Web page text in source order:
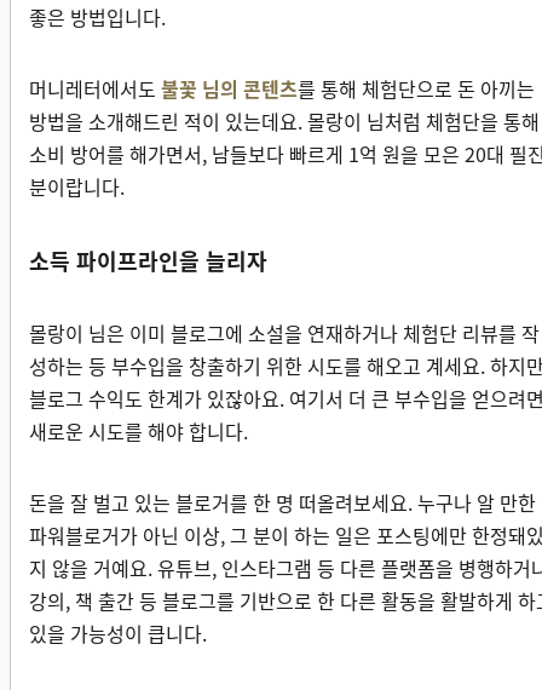
좋은 방법입니다.
머니레터에서도 불꽃 님의 콘텐츠를 통해 체험단으로 돈 아끼는
방법을 소개해드린 적이 있는데요. 몰랑이 님처럼 체험단을 통해
소비 방어를 해가면서, 남들보다 빠르게 1억 원을 모은 20대 필
분이랍니다.
소득 파이프라인을 늘리자
몰랑이 님은 이미 블로그에 소설을 연재하거나 체험단 리뷰를 작
성하는 등 부수입을 창출하기 위한 시도를 해오고 계세요. 하지
블로그 수익도 한계가 있잖아요. 여기서 더 큰 부수입을 얻으려
새로운 시도를 해야 합니다.
돈을 잘 벌고 있는 블로거를 한 명 떠올려보세요. 누구나 알 만한
파워블로거가 아닌 이상, 그 분이 하는 일은 포스팅에만 한정돼
지 않을 거예요. 유튜브, 인스타그램 등 다른 플랫폼을 병행하거
강의, 책 출간 등 블로그를 기반으로 한 다른 활동을 활발하게 하
있을 가능성이 큽니다.